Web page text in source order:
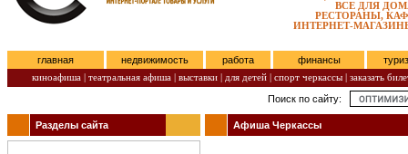
ВСЕ ДЛЯ
РЕСТОРАНЫ,
ИНТЕРНЕТ-
главная недвижимость работа финансы
киноафиша | театральная афиша | выставки | для детей | спорт черкассы | заказать
Поиск по сайту:
Разделы сайта Афиша Черкассы